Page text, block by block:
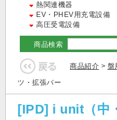
熱関連機器
EV・PHEV用充電設備
高圧受電設備
商品検索
商品紹介 > 盤
ツ・拡張バー
[IPD] i unit（中